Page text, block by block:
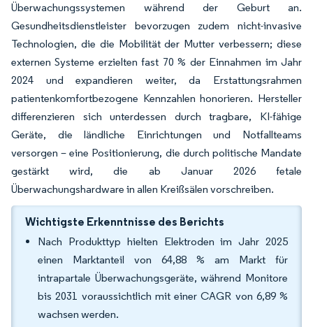
Überwachungssystemen während der Geburt an.
Gesundheitsdienstleister bevorzugen zudem nicht-invasive
Technologien, die die Mobilität der Mutter verbessern; diese
externen Systeme erzielten fast 70 % der Einnahmen im Jahr
2024 und expandieren weiter, da Erstattungsrahmen
patientenkomfortbezogene Kennzahlen honorieren. Hersteller
differenzieren sich unterdessen durch tragbare, KI-fähige
Geräte, die ländliche Einrichtungen und Notfallteams
versorgen – eine Positionierung, die durch politische Mandate
gestärkt wird, die ab Januar 2026 fetale
Überwachungshardware in allen Kreißsälen vorschreiben.
Wichtigste Erkenntnisse des Berichts
Nach Produkttyp hielten Elektroden im Jahr 2025
einen Marktanteil von 64,88 % am Markt für
intrapartale Überwachungsgeräte, während Monitore
bis 2031 voraussichtlich mit einer CAGR von 6,89 %
wachsen werden.